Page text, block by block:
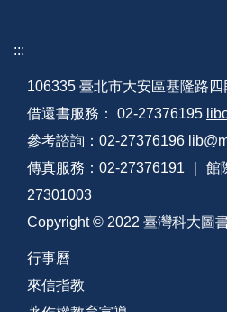
:::
106335 臺北市大安區基隆路四
借還書服務： 02-27376195
參考諮詢：02-27376196
傳真服務：02-27376191 ｜ 館
27301003
Copyright © 2022 臺灣科大圖
行事曆
來信指教